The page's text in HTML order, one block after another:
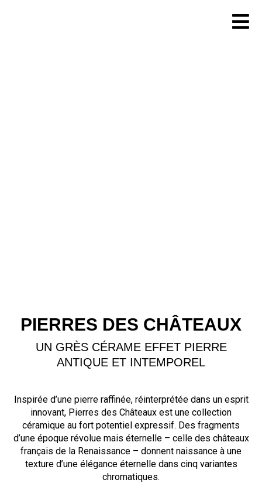
PIERRES DES CHÂTEAUX
UN GRÈS CÉRAME EFFET PIERRE
ANTIQUE ET INTEMPOREL
Inspirée d’une pierre raffinée, réinterprétée dans un esprit
innovant, Pierres des Châteaux est une collection
céramique au fort potentiel expressif. Des fragments
d’une époque révolue mais éternelle – celle des châteaux
français de la Renaissance – donnent naissance à une
texture d’une élégance éternelle dans cinq variantes
chromatiques.